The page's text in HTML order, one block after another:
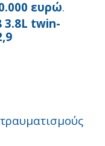
ευρώ.
3.8L twin-